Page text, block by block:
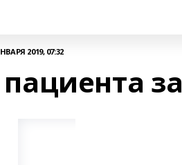
2019, 07:32
пациента